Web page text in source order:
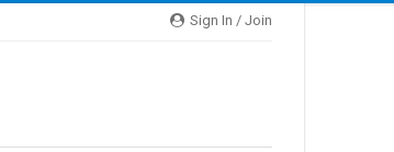
Sign In / Join